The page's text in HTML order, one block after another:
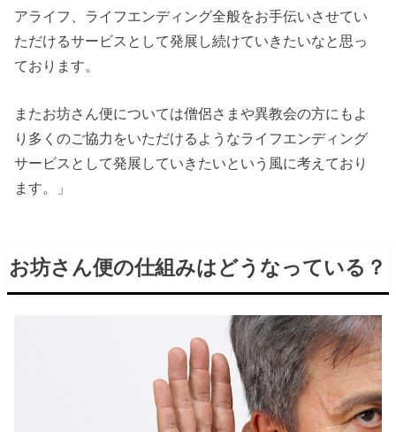
アライフ、ライフエンディング全般をお手伝いさせてい
ただけるサービスとして発展し続けていきたいなと思っ
ております。
またお坊さん便については僧侶さまや異教会の方にもよ
り多くのご協力をいただけるようなライフエンディング
サービスとして発展していきたいという風に考えており
ます。」
お坊さん便の仕組みはどうなっている？